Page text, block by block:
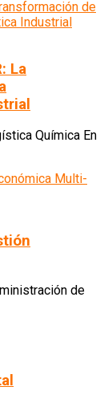
La
Química En
de